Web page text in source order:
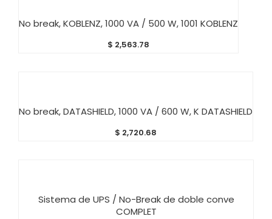
No break, KOBLENZ, 1000 VA / 500 W, 1001 KOBLENZ
$ 2,563.78
No break, DATASHIELD, 1000 VA / 600 W, K DATASHIELD
$ 2,720.68
Sistema de UPS / No-Break de doble conve
COMPLET